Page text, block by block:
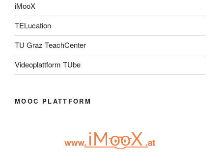
iMooX
TELucation
TU Graz TeachCenter
Videoplattform TUbe
MOOC PLATTFORM